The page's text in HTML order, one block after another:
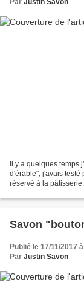
Par Justin Savon
Il y a quelques temps
d'érable", j'avais
réservé à la
Savon
Publié le 17/11/2017
Par Justin Savon